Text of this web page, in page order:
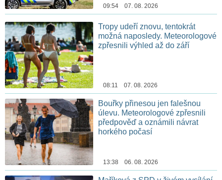
09:54 07. 08. 2026
Tropy udeří znovu, tentokrát
možná naposledy. Meteorologové
zpřesnili výhled až do září
08:11 07. 08. 2026
Bouřky přinesou jen falešnou
úlevu. Meteorologové zpřesnili
předpověď a oznámili návrat
horkého počasí
13:38 06. 08. 2026